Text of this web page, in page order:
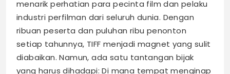
menarik perhatian para pecinta film dan pelaku
industri perfilman dari seluruh dunia. Dengan
ribuan peserta dan puluhan ribu penonton
setiap tahunnya, TIFF menjadi magnet yang sulit
diabaikan. Namun, ada satu tantangan bijak
yang harus dihadapi: Di mana tempat menginap